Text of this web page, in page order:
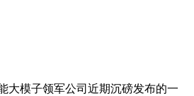
大模子领军公司近期沉磅发布的一